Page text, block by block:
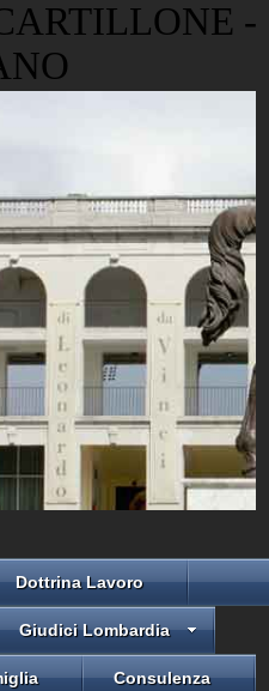
-
Dottrina Lavoro
Giudici Lombardia
Consulenza